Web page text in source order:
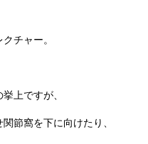
チャー。
上ですが、
節窩を下に向けたり、